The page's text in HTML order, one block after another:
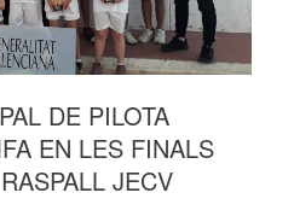
DE PILOTA
EN LES FINALS
JECV